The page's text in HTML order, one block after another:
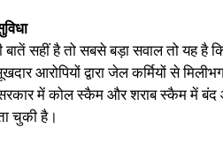
सहीं है तो सबसे बड़ा सवाल तो यह
आरोपियों द्वारा जेल कर्मियों से
में कोल स्कैम और शराब स्कैम में बंद
चुकी है।